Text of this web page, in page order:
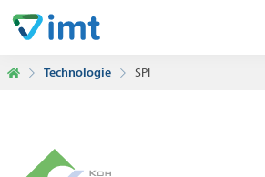
Technologie SPI